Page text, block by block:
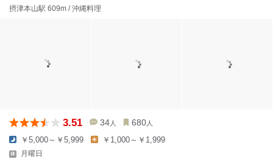
摂津本山駅 609m / 沖縄料理
3.51 34 人 680 人
￥5,000～￥5,999 ￥1,000～￥1,999
月曜日